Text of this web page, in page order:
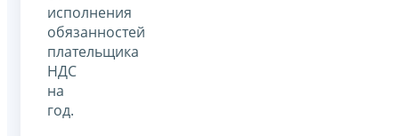
исполнения
обязанностей
плательщика
НДС
на
год.